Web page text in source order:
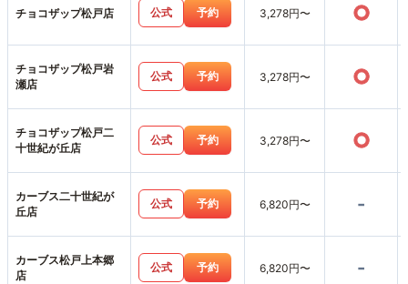
チョコザップ松戸店 公式 予約 3,278円〜 ○
チョコザップ松戸岩
瀬店
公式 予約 3,278円〜 ○
チョコザップ松戸二
十世紀が丘店
公式 予約 3,278円〜 ○
カーブス二十世紀が
丘店
公式 予約 6,820円〜 -
カーブス松戸上本郷
店
公式 予約 6,820円〜 -